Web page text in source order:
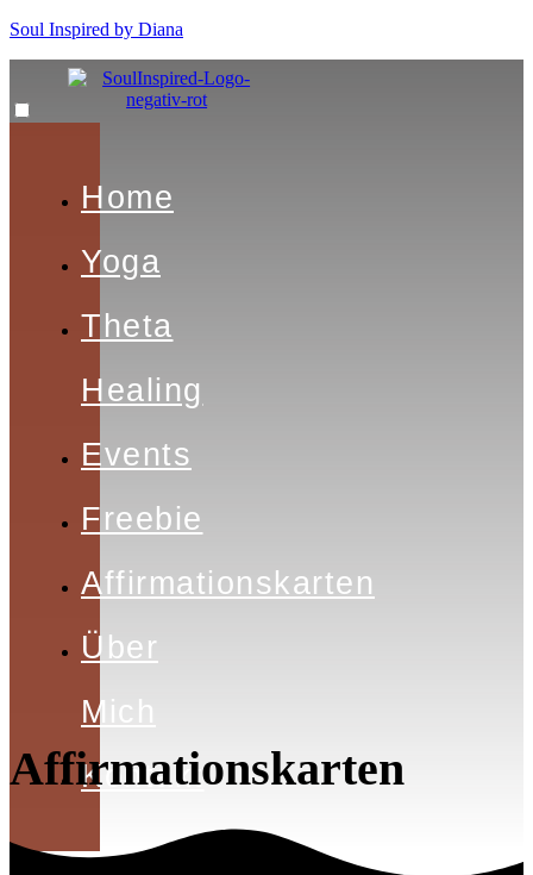
Soul Inspired by Diana
Home
Yoga
Theta
Healing
Events
Freebie
Affirmationskarten
Über
Mich
Kontakt
Affirmationskarten